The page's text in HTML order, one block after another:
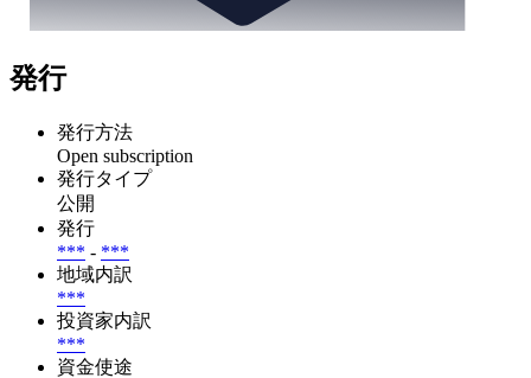
発行
発行方法
Open subscription
発行タイプ
公開
発行
*** - ***
地域内訳
***
投資家内訳
***
資金使途